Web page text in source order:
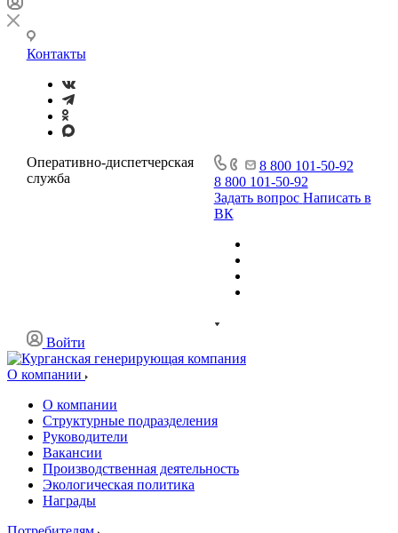
Контакты
Оперативно-диспетчерская
служба
8 800 101-50-92
8 800 101-50-92
Задать вопрос Написать в
ВК
Войти
О компании
О компании
Структурные подразделения
Руководители
Вакансии
Производственная деятельность
Экологическая политика
Награды